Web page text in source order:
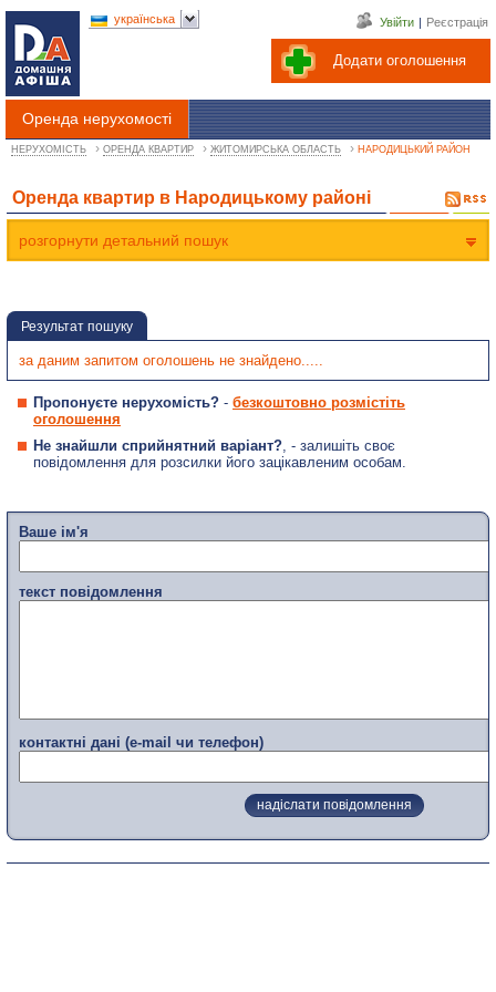
Додати оголошення
Увійти | Реєстрація
Оренда нерухомості
українська
НЕРУХОМІСТЬ › ОРЕНДА КВАРТИР › ЖИТОМИРСЬКА ОБЛАСТЬ › НАРОДИЦЬКИЙ РАЙОН
Оренда квартир в Народицькому районі
розгорнути детальний пошук
Результат пошуку
за даним запитом оголошень не знайдено.....
Пропонуєте нерухомість? - безкоштовно розмістіть
оголошення
Не знайшли сприйнятний варіант?, - залишіть своє
повідомлення для розсилки його зацікавленим особам.
Ваше ім'я
текст повідомлення
контактні дані (e-mail чи телефон)